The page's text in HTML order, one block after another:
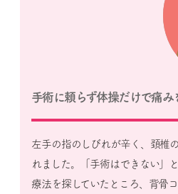
手術に頼らず体操だけで痛み
左手の指のしびれが辛く、頚椎
れました。「手術はできない」
療法を探していたところ、背骨